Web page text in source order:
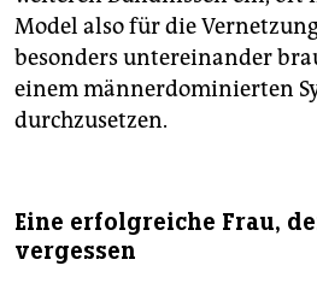
Model also für die
besonders untereinander
einem männerdominierten
durchzusetzen.
Eine erfolgreiche Frau,
vergessen